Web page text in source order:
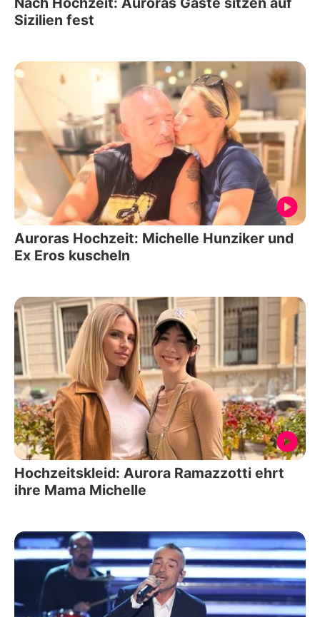
Sizilien fest
Auroras Hochzeit: Michelle Hunziker und
Ex Eros kuscheln
Hochzeitskleid: Aurora Ramazzotti ehrt
ihre Mama Michelle